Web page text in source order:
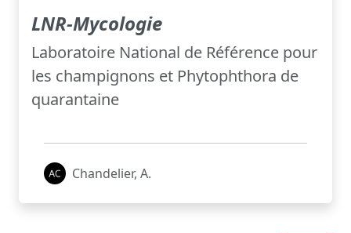
LNR-Mycologie
Laboratoire National de Référence pour
les champignons et Phytophthora de
quarantaine
Chandelier, A.